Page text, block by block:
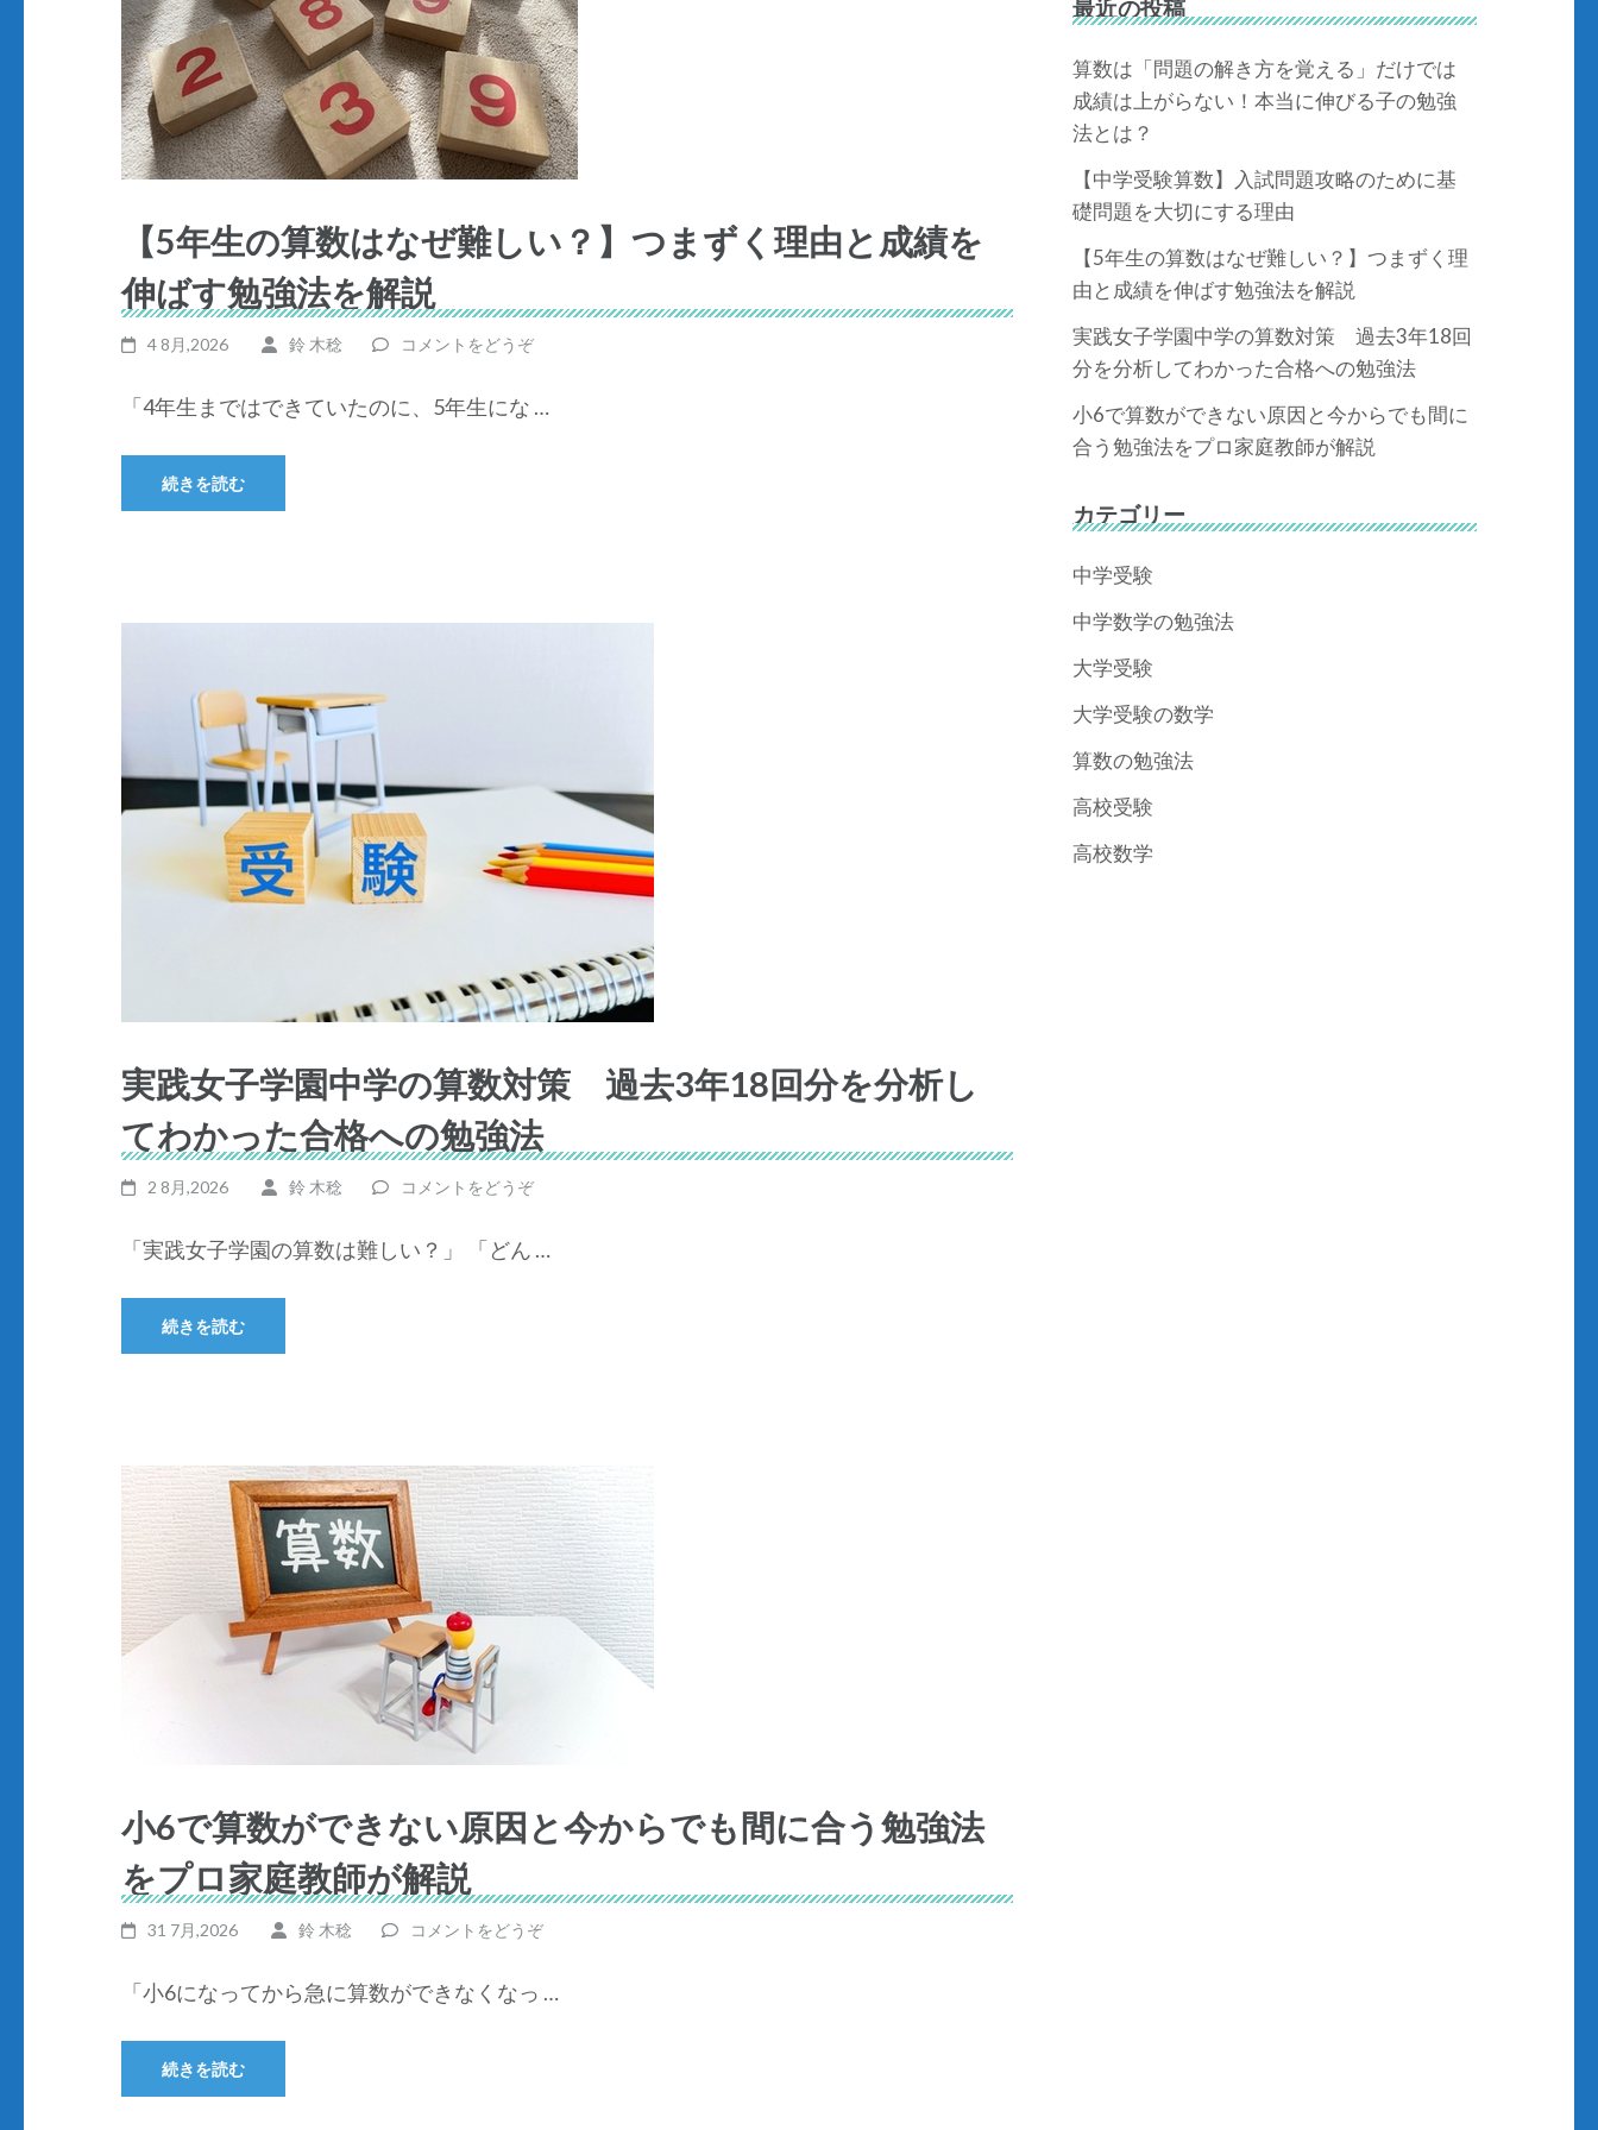
【5年生の算数はなぜ難しい？】つまずく理由と成績を
伸ばす勉強法を解説
4 8月,2026 鈴 木稔 コメントをどうぞ
「4年生まではできていたのに、5年生にな …
続きを読む
実践女子学園中学の算数対策 過去3年18回分を分析し
てわかった合格への勉強法
2 8月,2026 鈴 木稔 コメントをどうぞ
「実践女子学園の算数は難しい？」 「どん …
続きを読む
小6で算数ができない原因と今からでも間に合う勉強法
をプロ家庭教師が解説
31 7月,2026 鈴 木稔 コメントをどうぞ
「小6になってから急に算数ができなくなっ …
続きを読む
最近の投稿
算数は「問題の解き方を覚える」だけでは
成績は上がらない！本当に伸びる子の勉強
法とは？
【中学受験算数】入試問題攻略のために基
礎問題を大切にする理由
【5年生の算数はなぜ難しい？】つまずく理
由と成績を伸ばす勉強法を解説
実践女子学園中学の算数対策 過去3年18回
分を分析してわかった合格への勉強法
小6で算数ができない原因と今からでも間に
合う勉強法をプロ家庭教師が解説
カテゴリー
中学受験
中学数学の勉強法
大学受験
大学受験の数学
算数の勉強法
高校受験
高校数学